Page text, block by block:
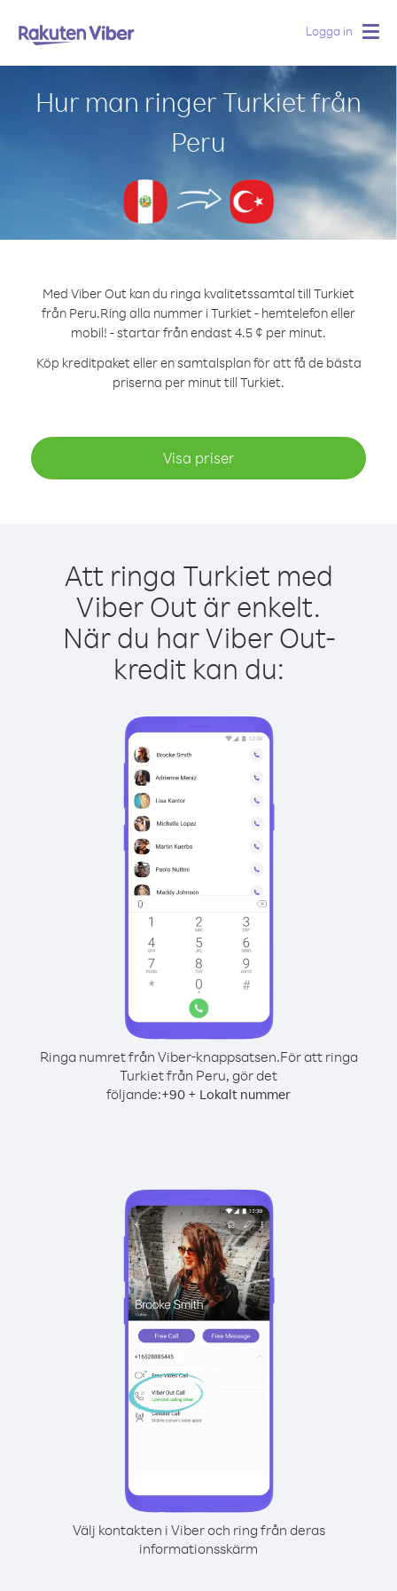
Logga in
Hur man ringer Turkiet från
Peru
Med Viber Out kan du ringa kvalitetssamtal till Turkiet
från Peru.Ring alla nummer i Turkiet - hemtelefon eller
mobil! - startar från endast 4.5 ¢ per minut.
Köp kreditpaket eller en samtalsplan för att få de bästa
priserna per minut till Turkiet.
Visa priser
Att ringa Turkiet med
Viber Out är enkelt.
När du har Viber Out-
kredit kan du:
Ringa numret från Viber-knappsatsen.För att ringa
Turkiet från Peru, gör det
följande:+90 + Lokalt nummer
Välj kontakten i Viber och ring från deras
informationsskärm